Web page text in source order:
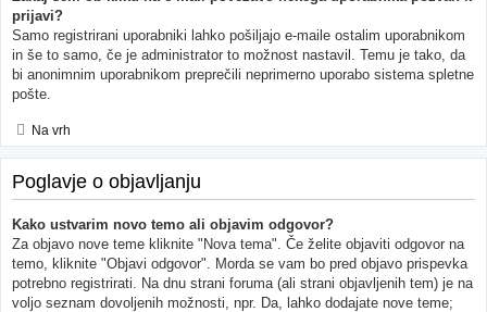
prijavi?
Samo registrirani uporabniki lahko pošiljajo e-maile ostalim uporabnikom
in še to samo, če je administrator to možnost nastavil. Temu je tako, da
bi anonimnim uporabnikom preprečili neprimerno uporabo sistema spletne
pošte.
Na vrh
Poglavje o objavljanju
Kako ustvarim novo temo ali objavim odgovor?
Za objavo nove teme kliknite "Nova tema". Če želite objaviti odgovor na
temo, kliknite "Objavi odgovor". Morda se vam bo pred objavo prispevka
potrebno registrirati. Na dnu strani foruma (ali strani objavljenih tem) je na
voljo seznam dovoljenih možnosti, npr. Da, lahko dodajate nove teme;